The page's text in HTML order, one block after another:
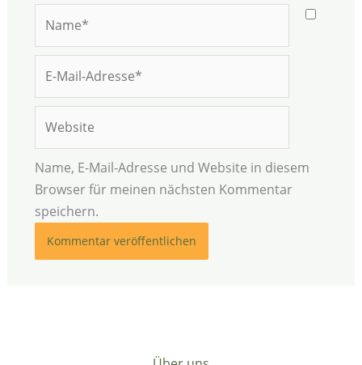
Mail-
Adresse*
Name, E-Mail-Adresse und Website in diesem
Browser für meinen nächsten Kommentar
speichern.